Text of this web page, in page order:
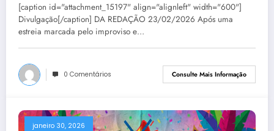
[caption id="attachment_15197" align="alignleft" width="600"]
Divulgação[/caption] DA REDAÇÃO 23/02/2026 Após uma
estreia marcada pelo improviso e…
0 Comentários Consulte Mais Informação
janeiro 30, 2026